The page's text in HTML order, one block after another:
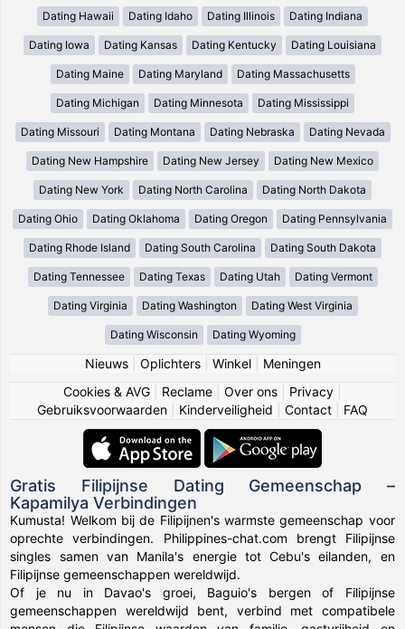
Dating Hawaii Dating Idaho Dating Illinois Dating Indiana
Dating Iowa Dating Kansas Dating Kentucky Dating Louisiana
Dating Maine Dating Maryland Dating Massachusetts
Dating Michigan Dating Minnesota Dating Mississippi
Dating Missouri Dating Montana Dating Nebraska Dating Nevada
Dating New Hampshire Dating New Jersey Dating New Mexico
Dating New York Dating North Carolina Dating North Dakota
Dating Ohio Dating Oklahoma Dating Oregon Dating Pennsylvania
Dating Rhode Island Dating South Carolina Dating South Dakota
Dating Tennessee Dating Texas Dating Utah Dating Vermont
Dating Virginia Dating Washington Dating West Virginia
Dating Wisconsin Dating Wyoming
Nieuws| Oplichters| Winkel| Meningen
Cookies & AVG
Reclame Over ons Privacy
Gebruiksvoorwaarden
Kinderveiligheid Contact FAQ
Gratis Filipijnse Dating Gemeenschap –
Kapamilya Verbindingen
Kumusta! Welkom bij de Filipijnen's warmste gemeenschap voor
oprechte verbindingen. Philippines-chat.com brengt Filipijnse
singles samen van Manila's energie tot Cebu's eilanden, en
Filipijnse gemeenschappen wereldwijd.
Of je nu in Davao's groei, Baguio's bergen of Filipijnse
gemeenschappen wereldwijd bent, verbind met compatibele